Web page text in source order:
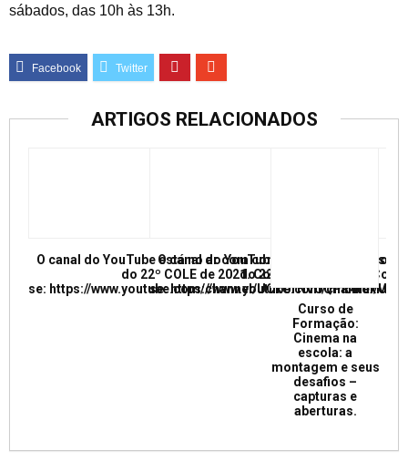
sábados, das 10h às 13h.
ARTIGOS RELACIONADOS
O canal do YouTube está no ar com conferências e mesas
do 22º COLE de 2021. Confira e inscreva
se: https://www.youtube.com/channel/
O canal do YouTube está no ar com
do 22º COLE de 2021.
se: https://www.youtube.com/channel/
Curso de
Formação:
Cinema na
escola: a
montagem e seus
desafios –
capturas e
aberturas.